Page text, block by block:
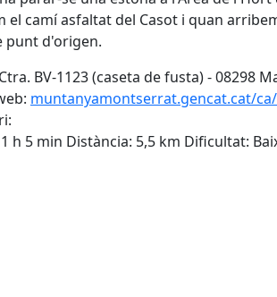
el camí asfaltat del Casot i quan
punt d'origen.
BV-1123 (caseta de fusta) - 08298
muntanyamontserrat.gencat.cat/
h 5 min Distància: 5,5 km Dificultat: